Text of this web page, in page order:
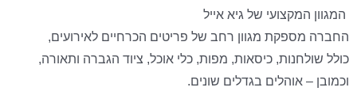
המגוון המקצועי של גיא אייל
החברה מספקת מגוון רחב של פריטים הכרחיים לאירועים,
כולל שולחנות, כיסאות, מפות, כלי אוכל, ציוד הגברה ותאורה,
וכמובן – אוהלים בגדלים שונים.